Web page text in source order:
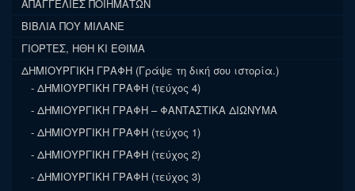
ΑΠΑΓΓΕΛΙΕΣ ΠΟΙΗΜΑΤΩΝ
ΒΙΒΛΙΑ ΠΟΥ ΜΙΛΑΝΕ
ΓΙΟΡΤΕΣ, ΗΘΗ ΚΙ ΕΘΙΜΑ
ΔΗΜΙΟΥΡΓΙΚΗ ΓΡΑΦΗ (Γράψε τη δική σου ιστορία.)
ΔΗΜΙΟΥΡΓΙΚΗ ΓΡΑΦΗ (τεύχος 4)
ΔΗΜΙΟΥΡΓΙΚΗ ΓΡΑΦΗ – ΦΑΝΤΑΣΤΙΚΑ ΔΙΩΝΥΜΑ
ΔΗΜΙΟΥΡΓΙΚΗ ΓΡΑΦΗ (τεύχος 1)
ΔΗΜΙΟΥΡΓΙΚΗ ΓΡΑΦΗ (τεύχος 2)
ΔΗΜΙΟΥΡΓΙΚΗ ΓΡΑΦΗ (τεύχος 3)